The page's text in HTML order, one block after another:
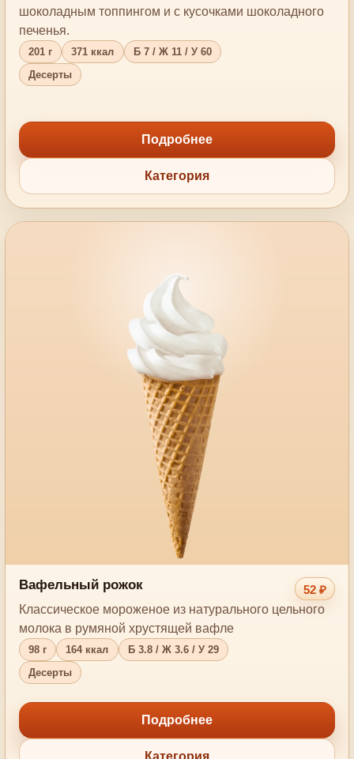
шоколадным топпингом и c кусочками шоколадного
печенья.
201 г 371 ккал
Б 7 / Ж 11 / У 60
Десерты
Подробнее
Категория
Вафельный рожок
52 ₽
Классическое мороженое из натурального цельного
молока в румяной хрустящей вафле
98 г 164 ккал
Б 3.8 / Ж 3.6 / У 29
Десерты
Подробнее
Категория